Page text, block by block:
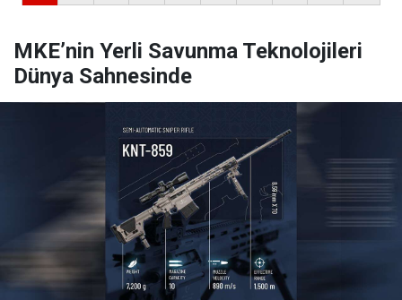
MKE’nin Yerli Savunma Teknolojileri
Dünya Sahnesinde